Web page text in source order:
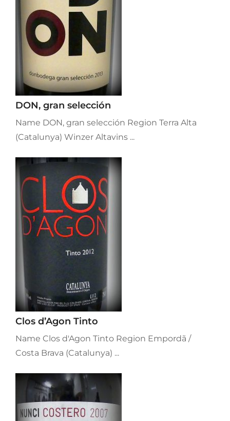
DON, gran selección
Name DON, gran selección Region Terra Alta
(Catalunya) Winzer Altavins ...
Clos d’Agon Tinto
Name Clos d'Agon Tinto Region Empordã /
Costa Brava (Catalunya) ...